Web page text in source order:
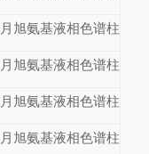
月旭氨基液相色谱柱
月旭氨基液相色谱柱
月旭氨基液相色谱柱
月旭氨基液相色谱柱